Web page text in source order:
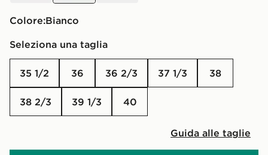
Colore:
Bianco
Seleziona una taglia
35 1/2 36 36 2/3 37 1/3 38
38 2/3 39 1/3 40
Guida alle taglie